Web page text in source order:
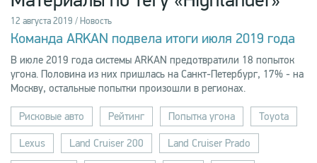
12 августа 2019 / Новость
Команда ARKAN подвела итоги июля 2019 года
В июле 2019 года системы ARKAN предотвратили 18 попыток
угона. Половина из них пришлась на Санкт-Петербург, 17% - на
Москву, остальные попытки произошли в регионах.
Рисковые авто Рейтинг Попытка угона Toyota
Lexus Land Cruiser 200 Land Cruiser Prado